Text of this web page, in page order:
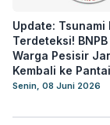
Update: Tsunami
Terdeteksi!
Warga Pesisir
Kembali ke
Senin, 08 Juni 2026